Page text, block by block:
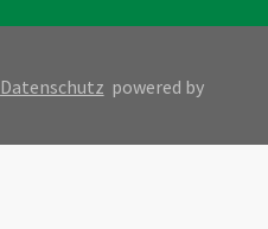
Datenschutz powered by